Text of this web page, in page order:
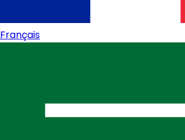
Français